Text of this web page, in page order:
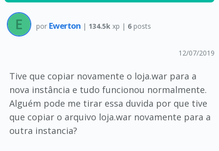
por Ewerton | 134.5k xp | 6 posts
12/07/2019
Tive que copiar novamente o loja.war para a
nova instância e tudo funcionou normalmente.
Alguém pode me tirar essa duvida por que tive
que copiar o arquivo loja.war novamente para a
outra instancia?